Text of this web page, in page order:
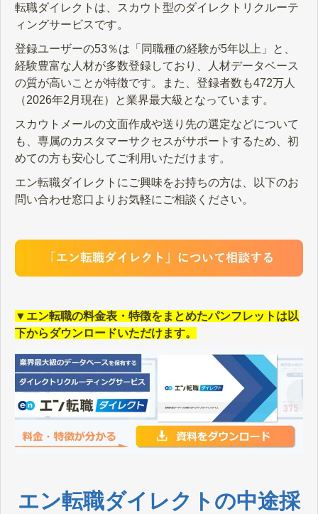
転職ダイレクトは、スカウト型のダイレクトリクルーテ
ィングサービスです。
登録ユーザーの53％は「同職種の経験が5年以上」と、
経験豊富な人材が多数登録しており、人材データベース
の質が高いことが特徴です。また、登録者数も472万人
（2026年2月現在）と業界最大級となっています。
スカウトメールの文面作成や送り先の選定などについて
も、専属のカスタマーサクセスがサポートするため、初
めての方も安心してご利用いただけます。
エン転職ダイレクトにご興味をお持ちの方は、以下のお
問い合わせ窓口よりお気軽にご相談ください。
▼エン転職の料金表・特徴をまとめたパンフレットは以
下からダウンロードいただけます。
エン転職ダイレクトの中途採